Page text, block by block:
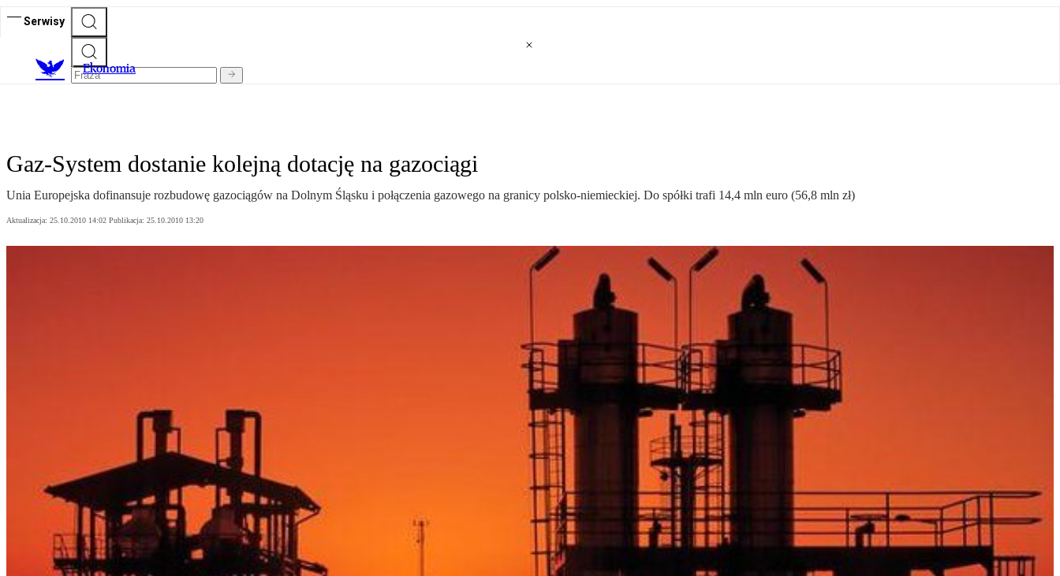
Serwisy
Ekonomia
Gaz-System dostanie kolejną dotację na gazociągi
Unia Europejska dofinansuje rozbudowę gazociągów na Dolnym Śląsku i połączenia gazowego na granicy polsko-niemieckiej. Do spółki trafi 14,4 mln euro (56,8 mln zł)
Aktualizacja: 25.10.2010 14:02 Publikacja: 25.10.2010 13:20